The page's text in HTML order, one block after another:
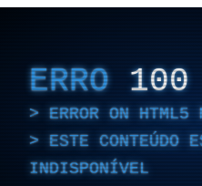
ERRO 100
ERROR ON HTML5
ESTE CONTEÚDO
INDISPONÍVEL